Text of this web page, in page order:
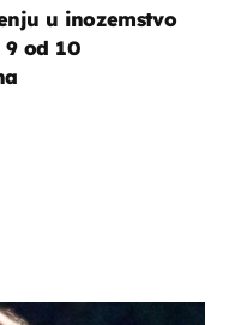
u inozemstvo
9 od 10